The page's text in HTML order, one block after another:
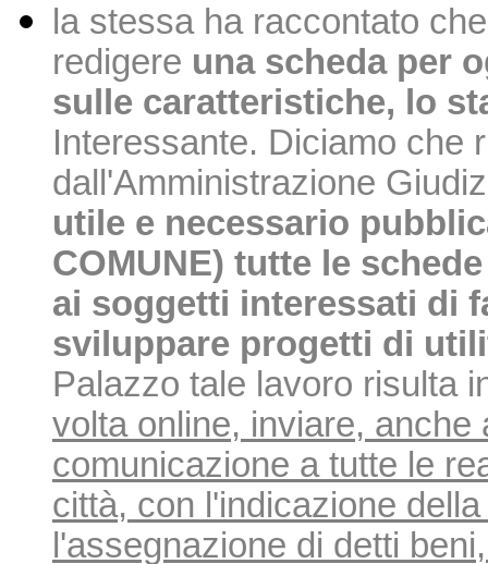
la stessa ha raccontato
redigere una scheda per
sulle caratteristiche, lo
Interessante. Diciamo che
dall'Amministrazione
utile e necessario
COMUNE) tutte le
ai soggetti interessati di
sviluppare progetti di
Palazzo tale lavoro risulta
volta online, inviare,
comunicazione a tutte le
città, con l'indicazione
l'assegnazione di detti